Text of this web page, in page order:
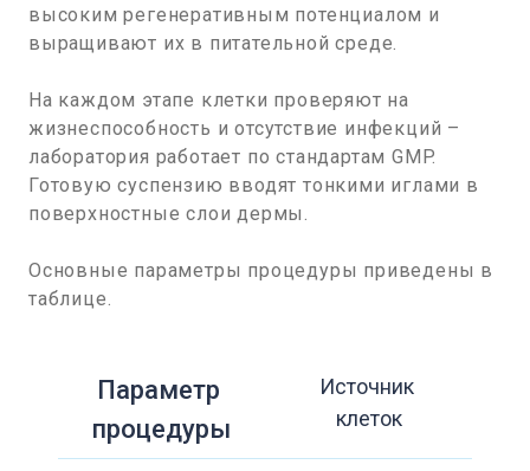
высоким регенеративным потенциалом и
выращивают их в питательной среде.
На каждом этапе клетки проверяют на
жизнеспособность и отсутствие инфекций –
лаборатория работает по стандартам GMP.
Готовую суспензию вводят тонкими иглами в
поверхностные слои дермы.
Основные параметры процедуры приведены в
таблице.
Параметр
процедуры
Источник
клеток